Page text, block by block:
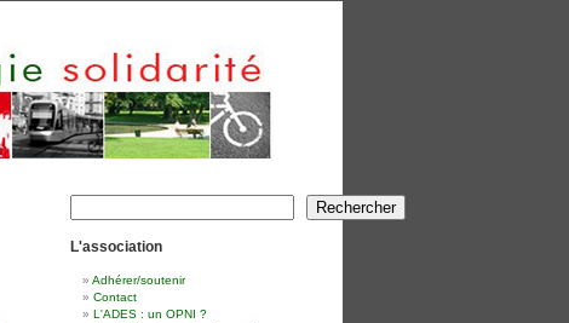
Rechercher Rechercher
L'association
Adhérer/soutenir
Contact
L'ADES : un OPNI ?